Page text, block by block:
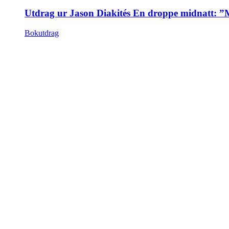
Utdrag ur Jason Diakités En droppe midnatt:
Bokutdrag